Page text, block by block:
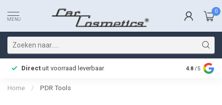
MENU
0
Direct uit voorraad leverbaar Snelle
4.8 /5
Home / PDR Tools